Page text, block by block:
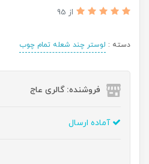
از 95
دسته : لوستر چند شعله تمام چوب
فروشنده: گالری عاج
آماده ارسال